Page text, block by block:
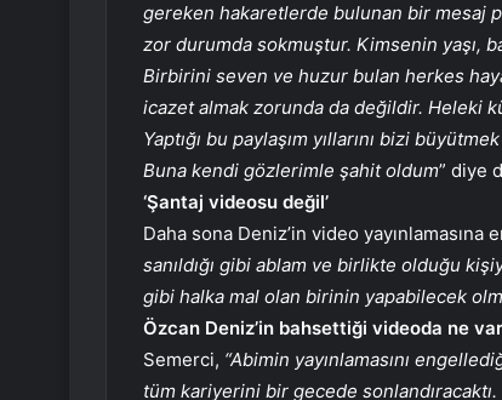
gereken hakaretlerde bulunan bir mesaj
zor durumda sokmuştur. Kimsenin yaşı,
Birbirini seven ve huzur bulan herkes
icazet almak zorunda da değildir. Heleki
Yaptığı bu paylaşım yıllarını bizi
Buna kendi gözlerimle şahit oldum” diye
‘Şantaj videosu değil’
Daha sona Deniz’in video yayınlamasına
sanıldığı gibi ablam ve birlikte olduğu
gibi halka mal olan birinin yapabilecek
Özcan Deniz’in bahsettiği videoda ne
Semerci, “Abimin yayınlamasını
tüm kariyerini bir gecede